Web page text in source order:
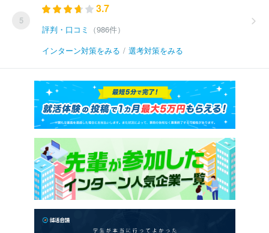
5
3.7
評判・口コミ
（986件）
インターン対策をみる / 選考対策をみる